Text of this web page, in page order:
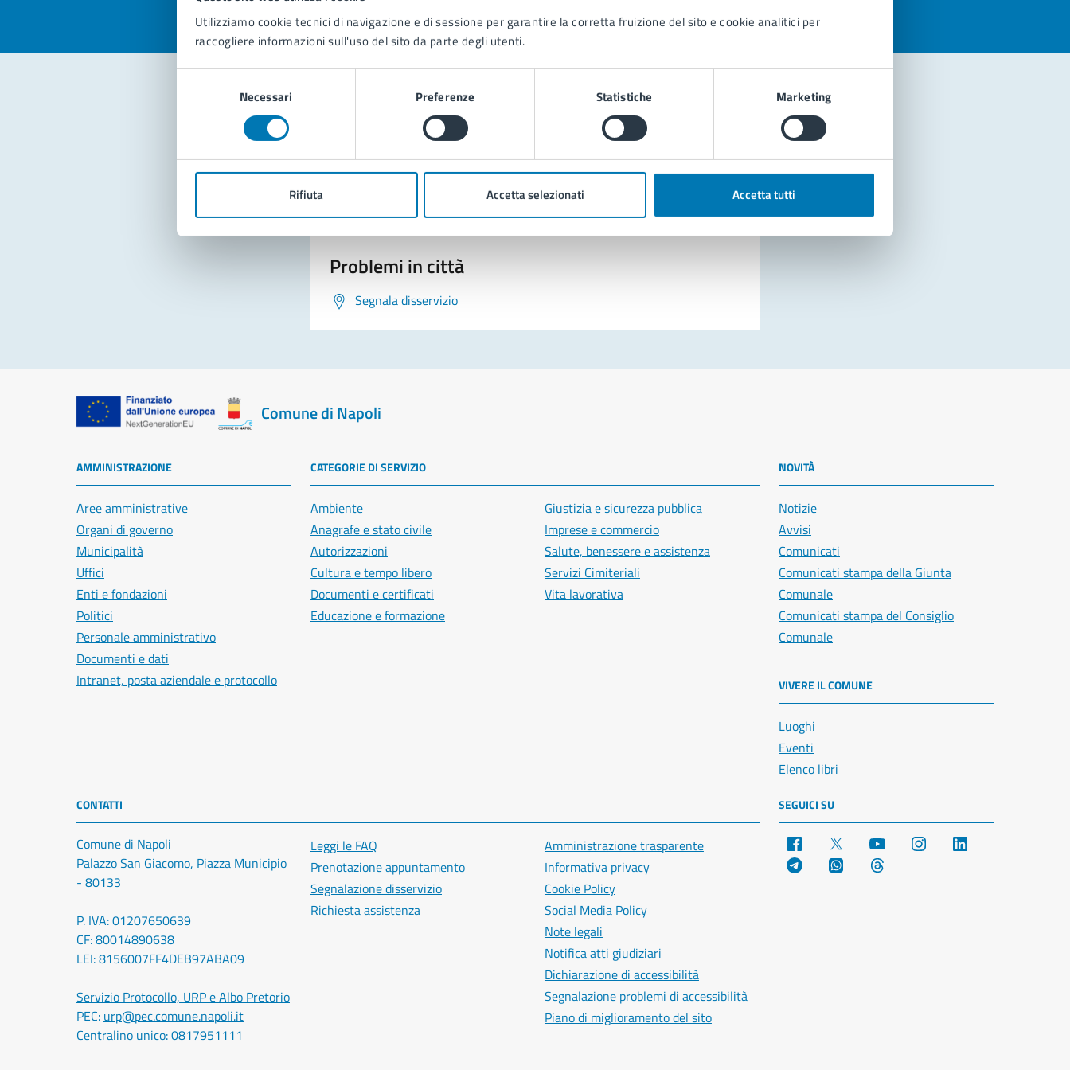
Utilizziamo cookie tecnici di navigazione e di sessione per garantire la corretta fruizione del sito e cookie analitici per
raccogliere informazioni sull'uso del sito da parte degli utenti.
Necessari Preferenze Statistiche Marketing
Rifiuta Accetta selezionati Accetta tutti
Contatta il comune
Leggi le domande frequenti
Prenota appuntamento
Problemi in città
Segnala disservizio
Comune di Napoli
AMMINISTRAZIONE
Aree amministrative
Organi di governo
Municipalità
Uffici
Enti e fondazioni
Politici
Personale amministrativo
Documenti e dati
Intranet, posta aziendale e protocollo
CATEGORIE DI SERVIZIO
Ambiente
Anagrafe e stato civile
Autorizzazioni
Cultura e tempo libero
Documenti e certificati
Educazione e formazione
Giustizia e sicurezza pubblica
Imprese e commercio
Salute, benessere e assistenza
Servizi Cimiteriali
Vita lavorativa
NOVITÀ
Notizie
Avvisi
Comunicati
Comunicati stampa della Giunta
Comunale
Comunicati stampa del Consiglio
Comunale
VIVERE IL COMUNE
Luoghi
Eventi
Elenco libri
CONTATTI
Comune di Napoli
Palazzo San Giacomo, Piazza Municipio
- 80133
P. IVA: 01207650639
CF: 80014890638
LEI: 8156007FF4DEB97ABA09
Servizio Protocollo, URP e Albo Pretorio
PEC: urp@pec.comune.napoli.it
Centralino unico:0817951111
Leggi le FAQ
Prenotazione appuntamento
Segnalazione disservizio
Richiesta assistenza
Amministrazione trasparente
Informativa privacy
Cookie Policy
Social Media Policy
Note legali
Notifica atti giudiziari
Dichiarazione di accessibilità
Segnalazione problemi di accessibilità
Piano di miglioramento del sito
SEGUICI SU
Facebook YouTube Instagram
Telegram WhatsApp